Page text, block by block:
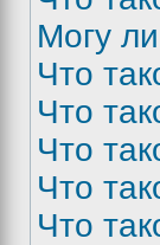
Могу
Что
Что
Что
Что
Что